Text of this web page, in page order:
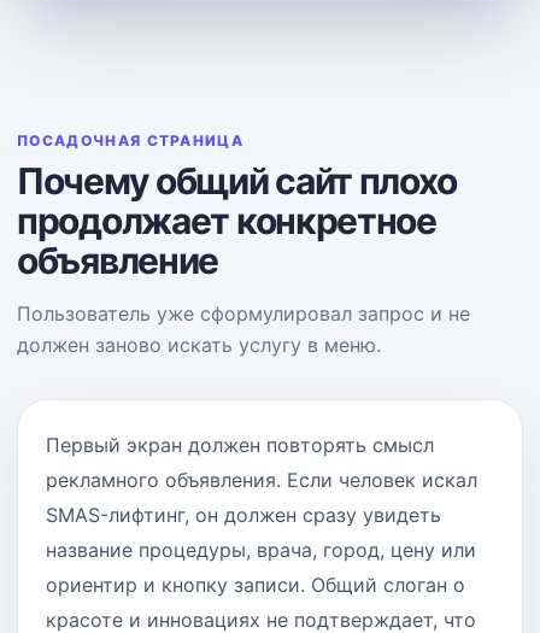
ПОСАДОЧНАЯ СТРАНИЦА
Почему общий сайт плохо
продолжает конкретное
объявление
Пользователь уже сформулировал запрос и не
должен заново искать услугу в меню.
Первый экран должен повторять смысл
рекламного объявления. Если человек искал
SMAS-лифтинг, он должен сразу увидеть
название процедуры, врача, город, цену или
ориентир и кнопку записи. Общий слоган о
красоте и инновациях не подтверждает, что